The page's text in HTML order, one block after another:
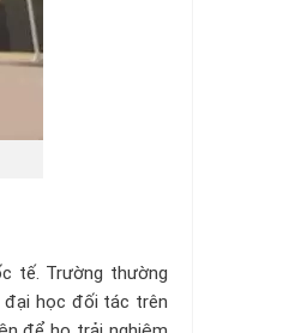
tế. Trường thường
đại học đối tác trên